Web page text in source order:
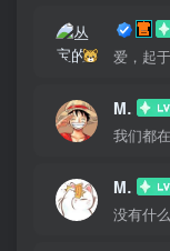
丛宝
MS-康娃
我们都
Miss 先生
没有什